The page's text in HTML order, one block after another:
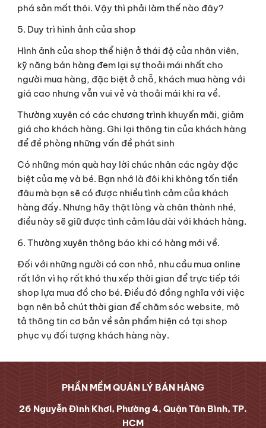
phá sản mất thôi. Vậy thì phải làm thế nào đây?
5. Duy trì hình ảnh của shop
Hình ảnh của shop thể hiện ở thái độ của nhân viên,
kỹ năng bán hàng đem lại sự thoải mái nhất cho
người mua hàng, đặc biệt ở chỗ, khách mua hàng với
giá cao nhưng vẫn vui vẻ và thoải mái khi ra về.
Thường xuyên có các chương trình khuyến mãi, giảm
giá cho khách hàng. Ghi lại thông tin của khách hàng
để đề phòng những vấn đề phát sinh
Có những món quà hay lời chúc nhân các ngày đặc
biệt của mẹ và bé. Bạn nhớ là đôi khi không tốn tiền
đâu mà bạn sẽ có được nhiều tình cảm của khách
hàng đấy. Nhưng hãy thật lòng và chân thành nhé,
điều này sẽ giữ được tình cảm lâu dài với khách hàng.
6. Thường xuyên thông báo khi có hàng mới về.
Đối với những người có con nhỏ, nhu cầu mua online
rất lớn vì họ rất khó thu xếp thời gian để trực tiếp tới
shop lựa mua đồ cho bé. Điều đó đồng nghĩa với việc
bạn nên bỏ chút thời gian để chăm sóc website, mô
tả thông tin cơ bản về sản phẩm hiện có tại shop
phục vụ đối tượng khách hàng này.
PHẦN MỀM QUẢN LÝ BÁN HÀNG
26 Nguyễn Đình Khơi, Phường 4, Quận Tân Bình, TP.
HCM